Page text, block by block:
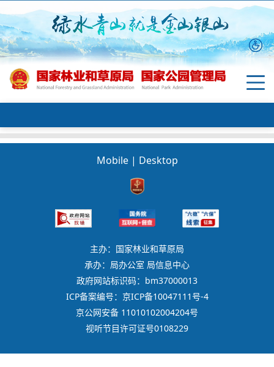
Mobile | Desktop
主办：国家林业和草原局
承办：局办公室 局信息中心
政府网站标识码：bm37000013
ICP备案编号：京ICP备10047111号-4
京公网安备 11010102004204号
视听节目许可证号0108229